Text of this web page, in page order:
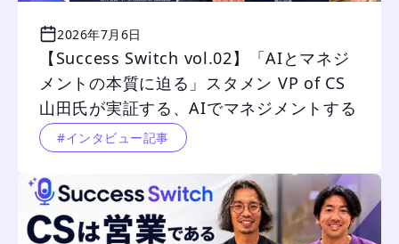
2026年7月6日
【Success Switch vol.02】「AIとマネジ
メントの本質に迫る」スタメン VP of CS
山田氏が実証する、AIでマネジメントする
組織のポテンシャル（後編）
#インタビュー記事